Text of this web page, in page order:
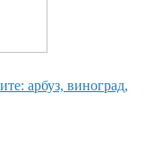
арбуз, виноград,